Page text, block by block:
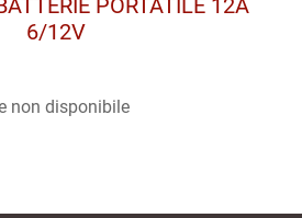
PORTATILE 12A
6/12V
non disponibile